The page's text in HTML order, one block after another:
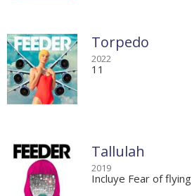
Torpedo
2022
11
Tallulah
2019
Incluye Fear of flying